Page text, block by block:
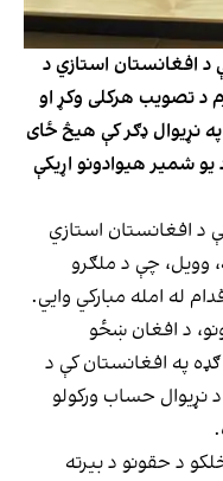
د افغانستان استازي د
د تصویب هرکلی وکړ او
نړیوال ډګر کې هیڅ ځای
شمیر هیوادونو اړیکې
د افغانستان استازي
نن دوشنبه، د تلې ۱۴مه، وویل، چې د ملګرو
له امله مبارکي وايي.
د افغان ښځو
ګډه په افغانستان کې د
نړیوال حساب ورکولو
د حقونو د بیرته